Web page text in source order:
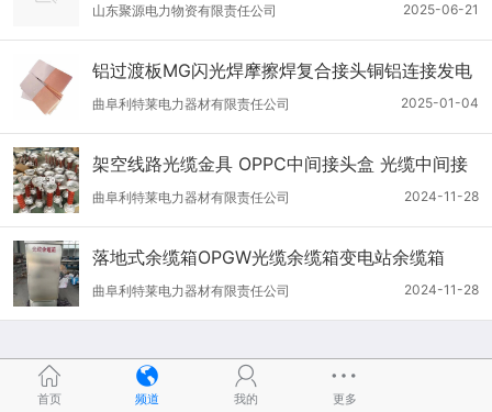
2025-06-21
山东聚源电力物资有限责任公司
铝过渡板MG闪光焊摩擦焊复合接头铜铝连接发电
机导体连接片
2025-01-04
曲阜利特莱电力器材有限责任公司
架空线路光缆金具 OPPC中间接头盒 光缆中间接
线盒
2024-11-28
曲阜利特莱电力器材有限责任公司
落地式余缆箱OPGW光缆余缆箱变电站余缆箱
2024-11-28
曲阜利特莱电力器材有限责任公司
首页 频道 我的 更多